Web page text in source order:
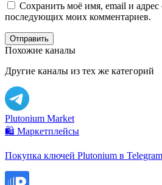
Сохранить моё имя, email и адрес
последующих моих комментариев.
Отправить
Похожие каналы
Другие каналы из тех же категорий
Plutonium Market
🛍️ Маркетплейсы
Покупка ключей Plutonium в Telegram